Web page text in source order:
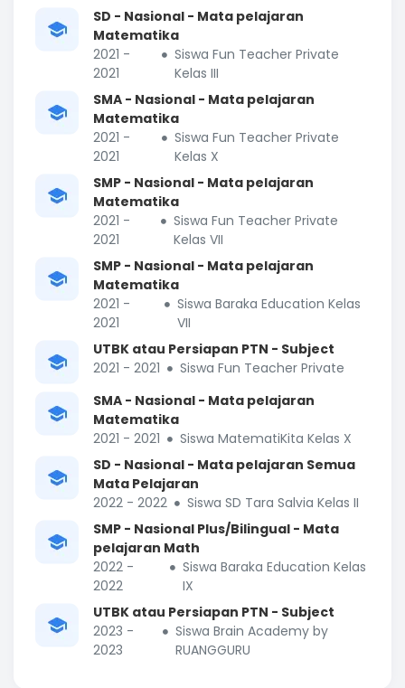
SD - Nasional - Mata pelajaran
Matematika
2021 -
2021
Siswa Fun Teacher Private
Kelas III
SMA - Nasional - Mata pelajaran
Matematika
2021 -
2021
Siswa Fun Teacher Private
Kelas X
SMP - Nasional - Mata pelajaran
Matematika
2021 -
2021
Siswa Fun Teacher Private
Kelas VII
SMP - Nasional - Mata pelajaran
Matematika
2021 -
2021
Siswa Baraka Education Kelas
VII
UTBK atau Persiapan PTN - Subject
2021 - 2021
Siswa Fun Teacher Private
SMA - Nasional - Mata pelajaran
Matematika
2021 - 2021
Siswa MatematiKita Kelas X
SD - Nasional - Mata pelajaran Semua
Mata Pelajaran
2022 - 2022
Siswa SD Tara Salvia Kelas II
SMP - Nasional Plus/Bilingual - Mata
pelajaran Math
2022 -
2022
Siswa Baraka Education Kelas
IX
UTBK atau Persiapan PTN - Subject
2023 -
2023
Siswa Brain Academy by
RUANGGURU